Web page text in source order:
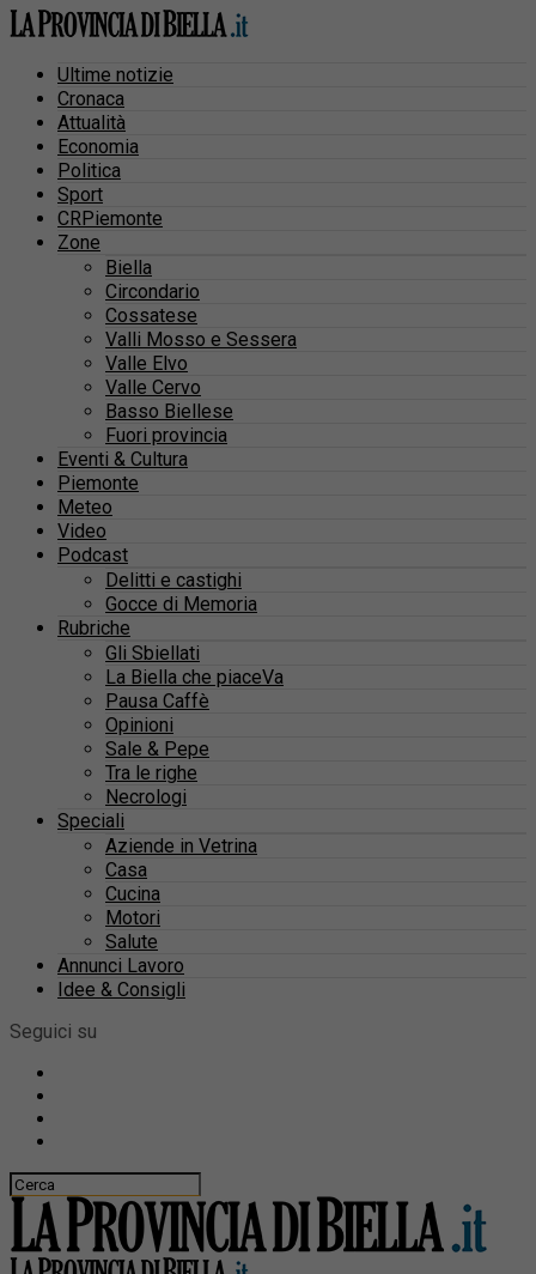
Ultime notizie
Cronaca
Attualità
Economia
Politica
Sport
CRPiemonte
Zone
Biella
Circondario
Cossatese
Valli Mosso e Sessera
Valle Elvo
Valle Cervo
Basso Biellese
Fuori provincia
Eventi & Cultura
Piemonte
Meteo
Video
Podcast
Delitti e castighi
Gocce di Memoria
Rubriche
Gli Sbiellati
La Biella che piaceVa
Pausa Caffè
Opinioni
Sale & Pepe
Tra le righe
Necrologi
Speciali
Aziende in Vetrina
Casa
Cucina
Motori
Salute
Annunci Lavoro
Idee & Consigli
Seguici su